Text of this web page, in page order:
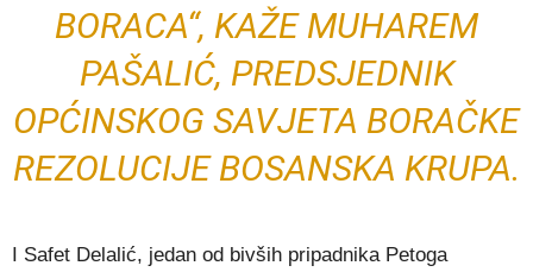
BORACA“, KAŽE MUHAREM
PAŠALIĆ, PREDSJEDNIK
OPĆINSKOG SAVJETA BORAČKE
REZOLUCIJE BOSANSKA KRUPA.
I Safet Delalić, jedan od bivših pripadnika Petoga